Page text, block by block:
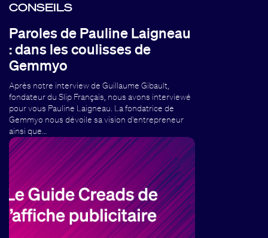
CONSEILS
Paroles de Pauline Laigneau
: dans les coulisses de
Gemmyo
Après notre interview de Guillaume Gibault,
fondateur du Slip Français, nous avons interviewé
pour vous Pauline Laigneau. La fondatrice de
Gemmyo nous dévoile sa vision d'entrepreneur
ainsi que…